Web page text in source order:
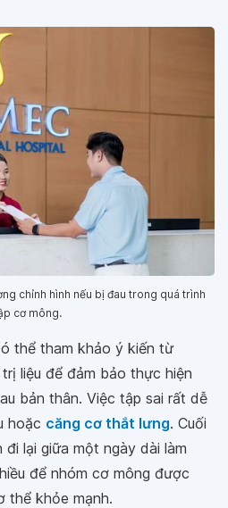
chỉnh hình nếu bị đau trong quá trình
cơ mông.
thể tham khảo ý kiến từ
liệu để đảm bảo thực hiện
bản thân. Việc tập sai rất dễ
hoặc căng cơ thắt lưng. Cuối
đi lại giữa một ngày dài làm
để nhóm cơ mông được
thể khỏe mạnh.